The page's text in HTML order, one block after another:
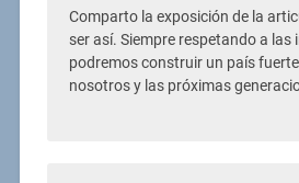
Comparto la exposición de la
ser así. Siempre respetando a las
podremos construir un país
nosotros y las próximas